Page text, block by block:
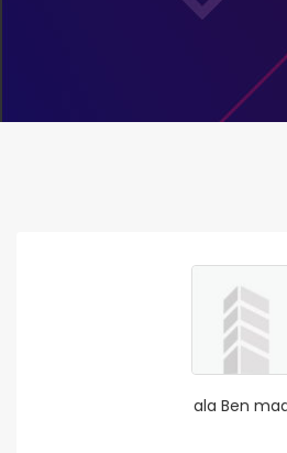
ala Ben